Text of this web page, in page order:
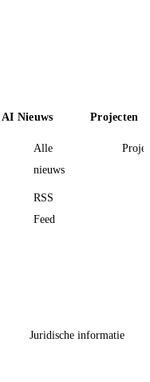
AI Nieuws
Alle
nieuws
RSS
Feed
Projecten
Juridische informatie